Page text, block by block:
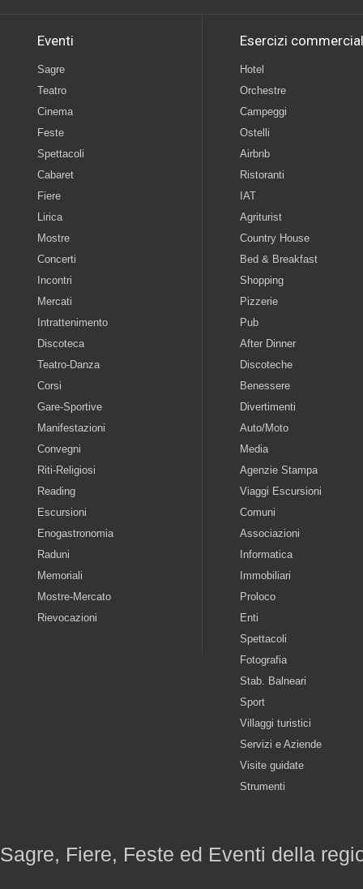
Eventi
Sagre
Teatro
Cinema
Feste
Spettacoli
Cabaret
Fiere
Lirica
Mostre
Concerti
Incontri
Mercati
Intrattenimento
Discoteca
Teatro-Danza
Corsi
Gare-Sportive
Manifestazioni
Convegni
Riti-Religiosi
Reading
Escursioni
Enogastronomia
Raduni
Memoriali
Mostre-Mercato
Rievocazioni
Esercizi
Hotel
Orchestre
Campeggi
Ostelli
Airbnb
Ristoranti
IAT
Agriturist
Country House
Bed & Breakfast
Shopping
Pizzerie
Pub
After Dinner
Discoteche
Benessere
Divertimenti
Auto/Moto
Media
Agenzie Stampa
Viaggi Escursioni
Comuni
Associazioni
Informatica
Immobiliari
Proloco
Enti
Spettacoli
Fotografia
Stab. Balneari
Sport
Villaggi turistici
Servizi e Aziende
Visite guidate
Strumenti
Sagre, Fiere, Feste ed Eventi della